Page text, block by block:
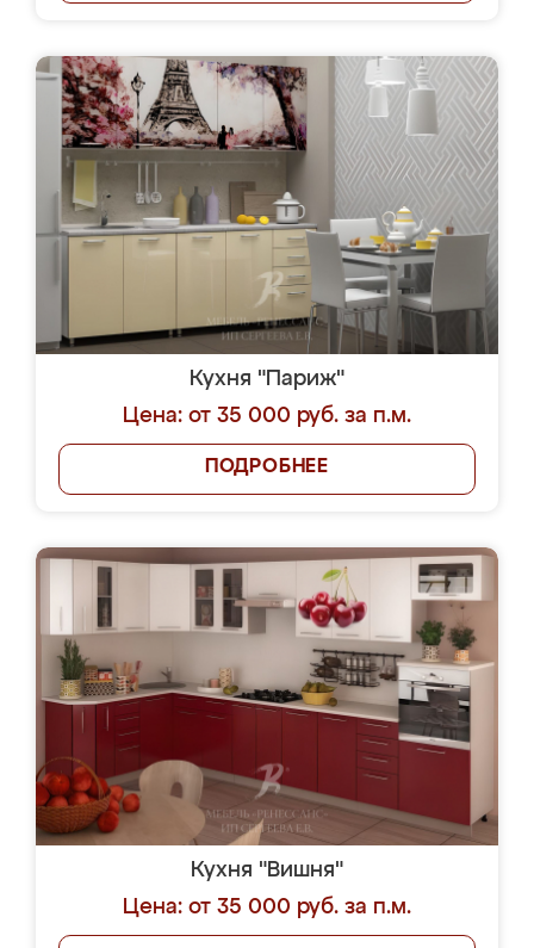
Кухня "Париж"
Цена: от 35 000 руб. за п.м.
ПОДРОБНЕЕ
Кухня "Вишня"
Цена: от 35 000 руб. за п.м.